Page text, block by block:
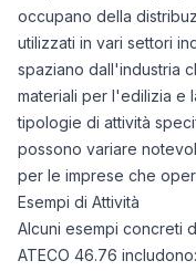
occupano della
utilizzati in vari settori
spaziano dall'industria
materiali per l'edilizia e
tipologie di attività
possono variare
per le imprese che
Esempi di Attività
Alcuni esempi concreti
ATECO 46.76 includono: